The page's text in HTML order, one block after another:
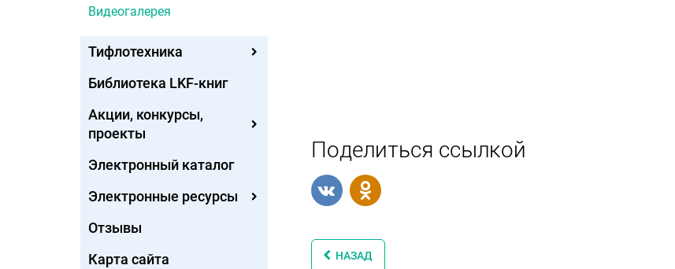
Видеогалерея
Тифлотехника
Библиотека LKF-книг
Акции, конкурсы,
проекты
Электронный каталог
Электронные ресурсы
Отзывы
Карта сайта
Поделиться ссылкой
НАЗАД